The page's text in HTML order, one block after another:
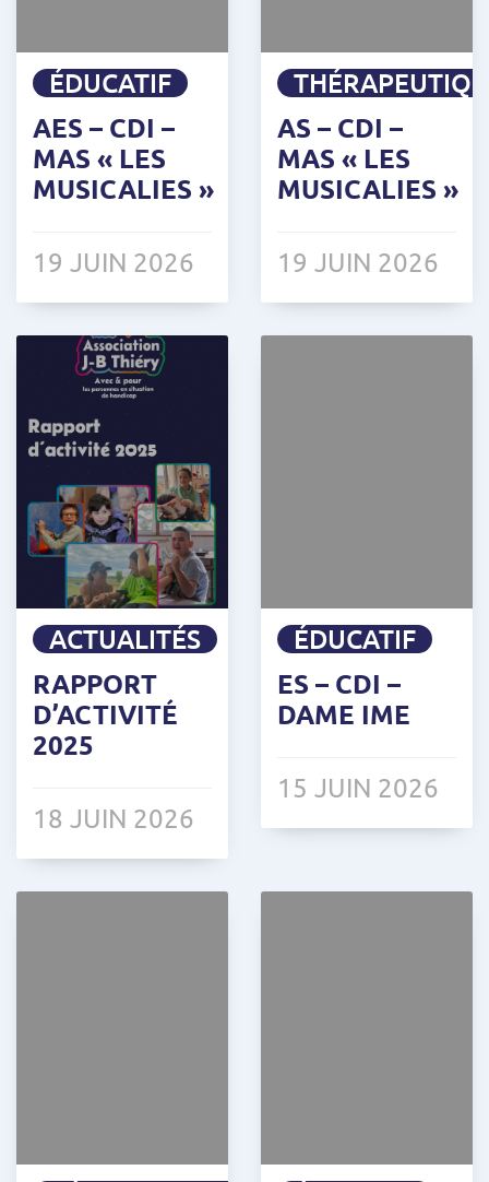
ÉDUCATIF
AES – CDI –
MAS « LES
MUSICALIES »
19 JUIN 2026
AS – CDI –
MAS « LES
MUSICALIES »
19 JUIN 2026
ACTUALITÉS
RAPPORT
D’ACTIVITÉ
2025
18 JUIN 2026
ÉDUCATIF
ES – CDI –
DAME IME
15 JUIN 2026